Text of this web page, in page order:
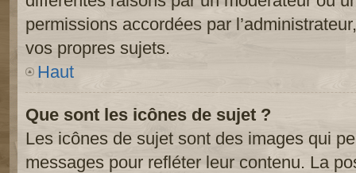
permissions accordées par
vos propres sujets.
Haut
Que sont les icônes de sujet ?
Les icônes de sujet sont des images qui
messages pour refléter leur contenu. La